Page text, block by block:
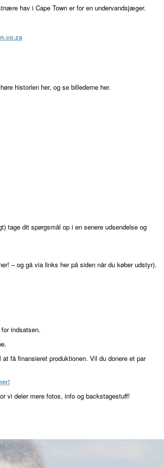
hav i Cape Town er for en undervandsjæger.
historien her, og se billederne her.
tage dit spørgsmål op i en senere udsendelse og
– og gå via links her på siden når du køber udstyr).
indsatsen.
få finansieret produktionen. Vil du donere et par
vi deler mere fotos, info og backstagestuff!